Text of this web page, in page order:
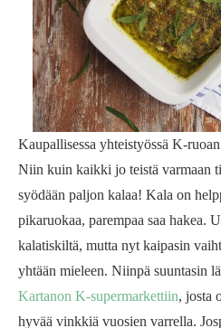
Kaupallisessa yhteistyössä K-ruoan
Niin kuin kaikki jo teistä varmaan
syödään paljon kalaa! Kala on
pikaruokaa, parempaa saa hakea.
kalatiskiltä, mutta nyt kaipasin
yhtään mieleen. Niinpä suuntasin
Kartanon K-supermarkettiin, josta
hyvää vinkkiä vuosien varrella.